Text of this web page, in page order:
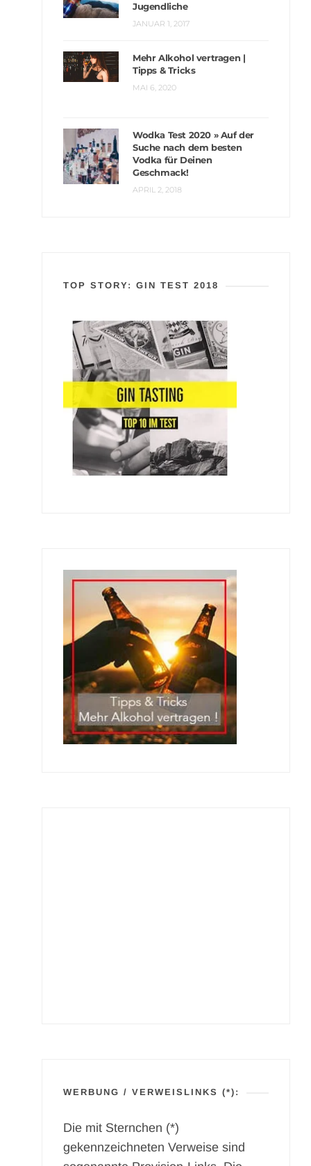
Jugendliche
JANUAR 1, 2017
Mehr Alkohol vertragen |
Tipps & Tricks
MAI 6, 2020
Wodka Test 2020 » Auf der
Suche nach dem besten
Vodka für Deinen
Geschmack!
APRIL 2, 2018
TOP STORY: GIN TEST 2018
WERBUNG / VERWEISLINKS (*):
Die mit Sternchen (*)
gekennzeichneten Verweise sind